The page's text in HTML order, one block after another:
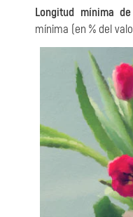
Longitud mínima
mínima (en % del